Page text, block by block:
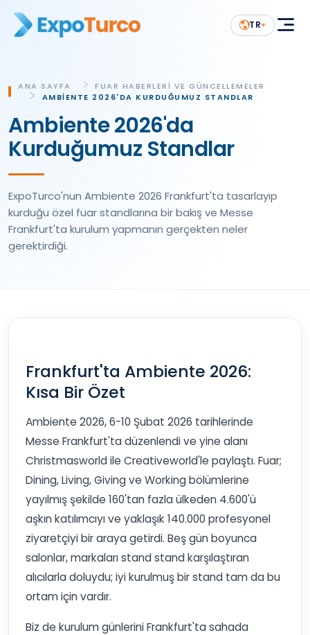
TR
Ambiente 2026'da
Kurduğumuz Standlar
ExpoTurco'nun Ambiente 2026 Frankfurt'ta tasarlayıp
kurduğu özel fuar standlarına bir bakış ve Messe
Frankfurt'ta kurulum yapmanın gerçekten neler
gerektirdiği.
ANA SAYFA
FUAR HABERLERI VE GÜNCELLEMELER
AMBIENTE 2026'DA KURDUĞUMUZ STANDLAR
Frankfurt'ta Ambiente 2026:
Kısa Bir Özet
Ambiente 2026, 6-10 Şubat 2026 tarihlerinde
Messe Frankfurt'ta düzenlendi ve yine alanı
Christmasworld ile Creativeworld'le paylaştı. Fuar;
Dining, Living, Giving ve Working bölümlerine
yayılmış şekilde 160'tan fazla ülkeden 4.600'ü
aşkın katılımcıyı ve yaklaşık 140.000 profesyonel
ziyaretçiyi bir araya getirdi. Beş gün boyunca
salonlar, markaları stand stand karşılaştıran
alıcılarla doluydu; iyi kurulmuş bir stand tam da bu
ortam için vardır.
Biz de kurulum günlerini Frankfurt'ta sahada